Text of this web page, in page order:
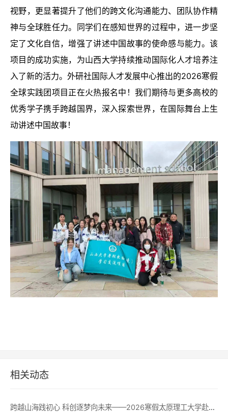
视野，更显著提升了他们的跨文化沟通能力、团队协作精
神与全球胜任力。同学们在感知世界的过程中，进一步坚
定了文化自信，增强了讲述中国故事的使命感与能力。该
项目的成功实施，为山西大学持续推动国际化人才培养注
入了新的活力。外研社国际人才发展中心推出的2026寒假
全球实践团项目正在火热报名中！我们期待与更多高校的
优秀学子携手跨越国界，深入探索世界，在国际舞台上生
动讲述中国故事！
相关动态
跨越山海践初心 科创逐梦向未来——2026寒假太原理工大学赴澳科技创新能力提升项目圆满收官